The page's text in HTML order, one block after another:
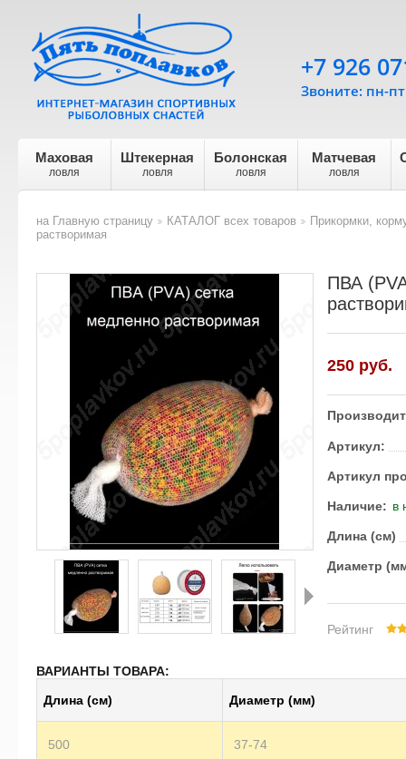
Маховая
ловля
Штекерная
ловля
Болонская
ловля
Матчевая
ловля
+7 926
Звоните: пн-
на Главную страницу
КАТАЛОГ всех товаров
Прикормки,
растворимая
ПВА
250 руб.
Артикул:
Артикул
Наличие: в
Длина (см)
Диаметр
Рейтинг
ВАРИАНТЫ ТОВАРА:
Длина (см)
Диаметр (мм)
500 37-74